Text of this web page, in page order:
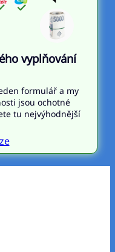
vyplňování
formulář a my
jsou ochotné
tu nejvýhodnější